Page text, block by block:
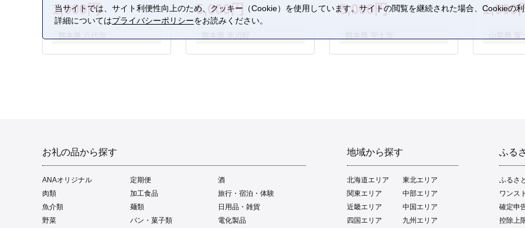
1,000円 5,000円 5,000円 1,000
お礼の品から探す
ANAオリジナル 定期便
酒
肉類
加工食品
旅行・宿泊・体験
魚介類
麺類
日用品・雑貨
野菜
パン・菓子類 電化製品
地域から探す
北海道エリア
東北エリア
関東エリア
中部エリア
近畿エリア
中国エリア
四国エリア
九州エリア
ふる
ふるさ
ワンス
確定申
控除上
当サイトでは、サイト利便性向上のため、クッキー（Cookie）を使用しています。サイトの閲覧を継続された場合、Cookieの
詳細についてはプライバシーポリシーをお読みください。